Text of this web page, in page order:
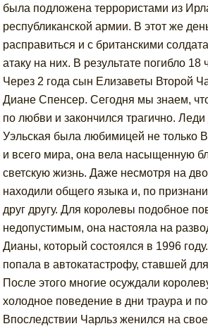
была подложена террористами из
республиканской армии. В этот же
расправиться и с британскими
атаку на них. В результате погибло 18
Через 2 года сын Елизаветы Второй
Диане Спенсер. Сегодня мы знаем,
по любви и закончился трагично.
Уэльская была любимицей не только
и всего мира, она вела насыщенную
светскую жизнь. Даже несмотря на
находили общего языка и, по
друг другу. Для королевы подобное
недопустимым, она настояла на
Дианы, который состоялся в 1996
попала в автокатастрофу, ставшей
После этого многие осуждали
холодное поведение в дни траура и
Впоследствии Чарльз женился на